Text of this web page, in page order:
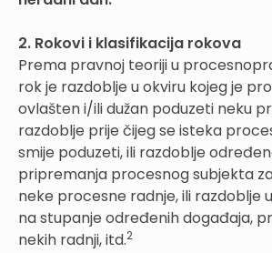
2. Rokovi i klasifikacija rokova
Prema pravnoj teoriji u
rok je razdoblje u okviru kojeg je
ovlašten i/ili dužan poduzeti neku
razdoblje prije čijeg se isteka
smije poduzeti, ili razdoblje
pripremanja procesnog subjekta
neke procesne radnje, ili razdoblje
na stupanje određenih događaja,
nekih radnji, itd.2